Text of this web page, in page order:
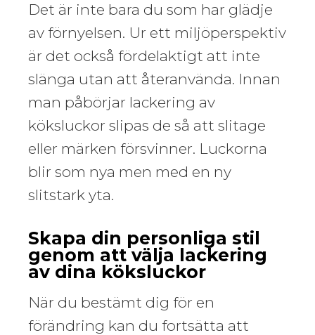
Det är inte bara du som har glädje
av förnyelsen. Ur ett miljöperspektiv
är det också fördelaktigt att inte
slänga utan att återanvända. Innan
man påbörjar lackering av
köksluckor slipas de så att slitage
eller märken försvinner. Luckorna
blir som nya men med en ny
slitstark yta.
Skapa din personliga stil
genom att välja lackering
av dina köksluckor
När du bestämt dig för en
förändring kan du fortsätta att